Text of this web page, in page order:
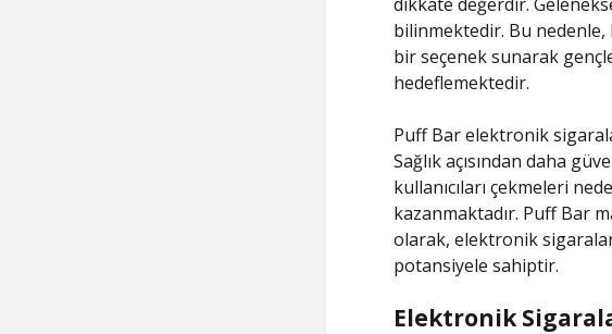
bilinmektedir. Bu
bir seçenek sunarak
hedeflemektedir.
Puff Bar elektronik
Sağlık açısından daha
kullanıcıları çekmeleri
kazanmaktadır. Puff Bar
olarak, elektronik
potansiyele sahiptir.
Elektronik